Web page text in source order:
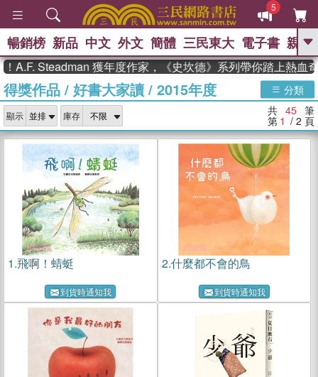
5
GO
熱搜： 東野圭吾 、 The Odyssey 、
父親節 、 如果歷史是一群喵 、 暑期
國際布克獎 臺灣漫遊錄 、 方
念華 、 台灣的李登輝時代 、 數學女
孩：黎曼猜想 、 偉大的迷走神經
暢銷榜 新品 中文 外文 簡體 三民東大 電子書 親子
獲年度作家，《史坎德》系列帶你踏上熱血奇幻旅程
得獎作品 / 好書大家讀 / 2015年度 分類
顯示 庫存 共 45 筆
第 1 / 2 頁
1.飛啊！蜻蜓
到貨時通知我
2.什麼都不會的鳥
到貨時通知我